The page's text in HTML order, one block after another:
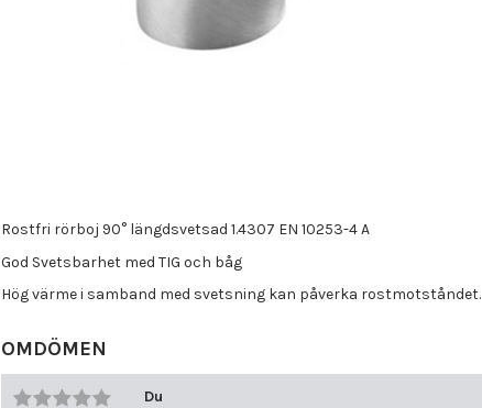
Rostfri rörboj 90° längdsvetsad 1.4307 EN 10253-4 A
God Svetsbarhet med TIG och båg
Hög värme i samband med svetsning kan påverka rostmotståndet.
OMDÖMEN
Du